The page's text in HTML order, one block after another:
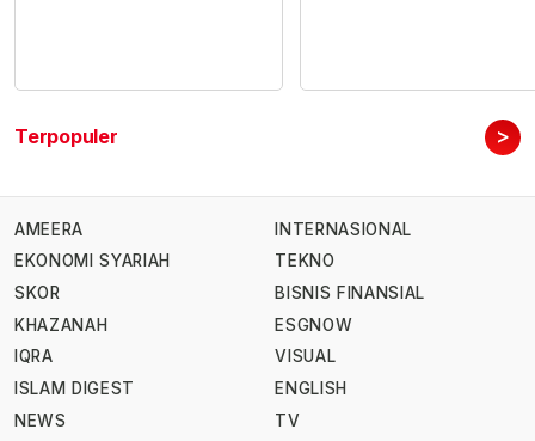
Terpopuler >
AMEERA
EKONOMI SYARIAH
SKOR
KHAZANAH
IQRA
ISLAM DIGEST
NEWS
INTERNASIONAL
TEKNO
BISNIS FINANSIAL
ESGNOW
VISUAL
ENGLISH
TV